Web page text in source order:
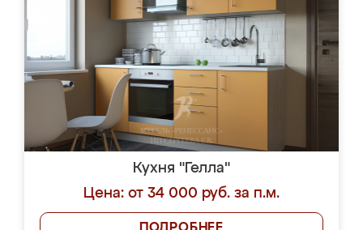
Кухня "Гелла"
Цена: от 34 000 руб. за п.м.